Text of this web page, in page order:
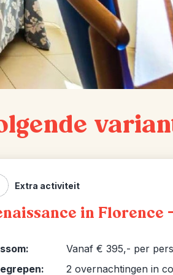
Extra activiteit
in
Vanaf € 395,- per
2 overnachtingen in